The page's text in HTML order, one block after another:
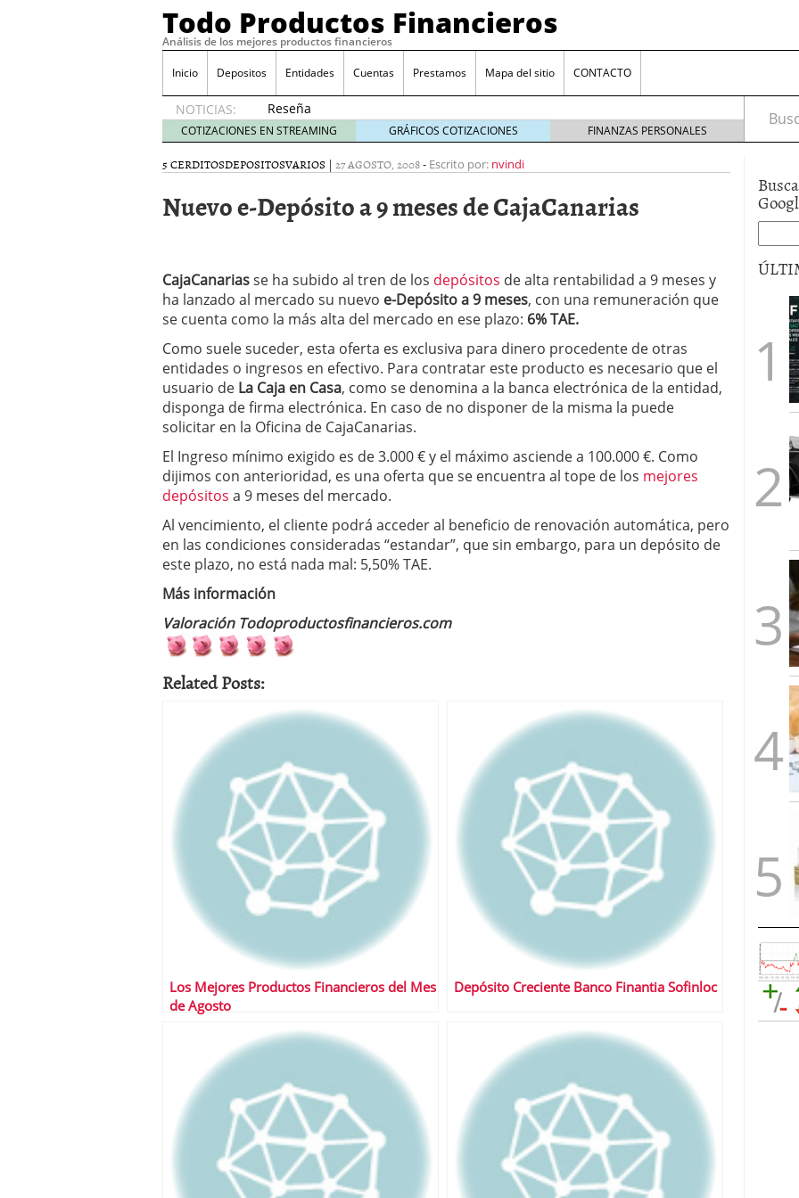
Todo Productos Financieros
Análisis de los mejores productos financieros
Inicio Depositos Entidades Cuentas Prestamos Mapa del sitio CONTACTO
NOTICIAS:
Reseña
de SIFX:
Lo Que
Deben
los
Traders
29/06/2026
Ford y GM consiguen licencia bancaria: nuevas perspectivas para productos
financieros ligados al sector automotriz 26/01/2026
¿Por qué el ahorro precautorio sigue al alza entre los hogares?
21/01/2026
Los bancos tradicionales reaccionan: nuevas cuentas al 1,5 % tras la
presión de los neobancos 12/01/2026
Depósitos al 4 % siguen vigentes en varias entidades: ¿qué plazos y
condiciones pedir? 09/01/2026
COTIZACIONES EN STREAMING GRÁFICOS COTIZACIONES FINANZAS PERSONALES
5 CERDITOSDEPOSITOSVARIOS | 27 AGOSTO, 2008- Escrito por: nvindi
Nuevo e-Depósito a 9 meses de CajaCanarias
CajaCanariasse ha subido al tren de los depósitos de alta rentabilidad a 9 meses y
ha lanzado al mercado su nuevo e-Depósito a 9 meses, con una remuneración que
se cuenta como la más alta del mercado en ese plazo: 6% TAE.
Como suele suceder, esta oferta es exclusiva para dinero procedente de otras
entidades o ingresos en efectivo. Para contratar este producto es necesario que el
usuario de La Caja en Casa, como se denomina a la banca electrónica de la entidad,
disponga de firma electrónica. En caso de no disponer de la misma la puede
solicitar en la Oficina de CajaCanarias.
El Ingreso mínimo exigido es de 3.000 € y el máximo asciende a 100.000 €. Como
dijimos con anterioridad, es una oferta que se encuentra al tope de los mejores
depósitos a 9 meses del mercado.
Al vencimiento, el cliente podrá acceder al beneficio de renovación automática, pero
en las condiciones consideradas “estandar”, que sin embargo, para un depósito de
este plazo, no está nada mal: 5,50% TAE.
Más información
Valoración Todoproductosfinancieros.com
Related Posts:
Los Mejores Productos Financieros del Mes
de Agosto
Depósito Creciente Banco Finantia Sofinloc